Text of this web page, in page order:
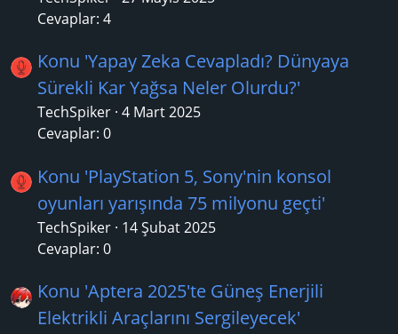
Cevaplar: 4
Konu 'Yapay Zeka Cevapladı? Dünyaya
Sürekli Kar Yağsa Neler Olurdu?'
TechSpiker 4 Mart 2025
Cevaplar: 0
Konu 'PlayStation 5, Sony'nin konsol
oyunları yarışında 75 milyonu geçti'
TechSpiker 14 Şubat 2025
Cevaplar: 0
Konu 'Aptera 2025'te Güneş Enerjili
Elektrikli Araçlarını Sergileyecek'